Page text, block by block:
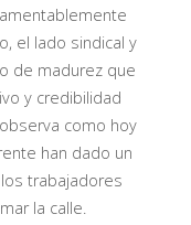
el lado sindical y
de madurez que
y credibilidad
como hoy
han dado un
trabajadores
la calle.